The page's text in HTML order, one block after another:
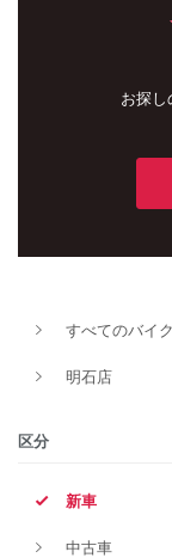
お探し
すべてのバイク
明石店
区分
新車
中古車
新車
タイプ